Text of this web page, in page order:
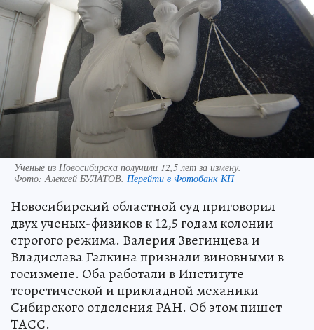
Ученые из Новосибирска получили 12,5 лет за измену.
Фото:Алексей БУЛАТОВ. Перейти в Фотобанк КП
Новосибирский областной суд приговорил
двух ученых-физиков к 12,5 годам колонии
строгого режима. Валерия Звегинцева и
Владислава Галкина признали виновными в
госизмене. Оба работали в Институте
теоретической и прикладной механики
Сибирского отделения РАН. Об этом пишет
ТАСС.